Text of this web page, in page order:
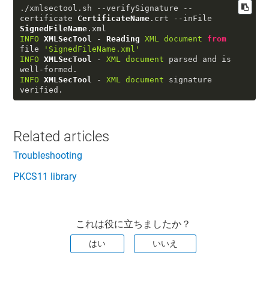
./xmlsectool. sh --verifySignature --
certificate CertificateName. crt
SignedFileName. xml
INFO XMLSecTool - Reading XML document
from
file
'SignedFileName.xml'
INFO XMLSecTool - XML document parsed and is
INFO XMLSecTool - XML document signature
verified.
Related articles
Troubleshooting
PKCS11 library
これは役に立ちましたか？
はい いいえ